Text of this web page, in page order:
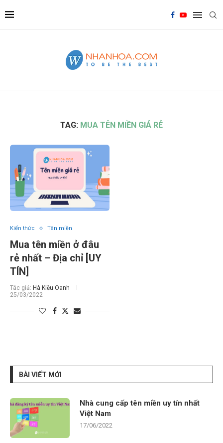
TAG: MUA TÊN MIỀN GIÁ RẺ
Kiến thức Tên miền
Mua tên miền ở đâu
rẻ nhất – Địa chỉ [UY
TÍN]
Tác giả: Hà Kiều Oanh
25/03/2022
BÀI VIẾT MỚI
Nhà cung cấp tên miền uy tín nhất
Việt Nam
17/06/2022